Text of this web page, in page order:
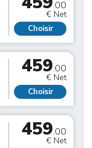
.00
€ Net
Choisir
459.00
€ Net
Choisir
459.00
€ Net